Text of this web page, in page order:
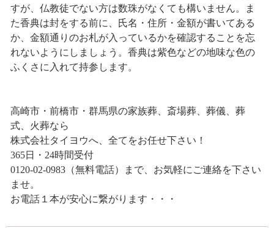
すが、仏教徒でない方は数珠がなくても構いません。ま
た香典は封をする前に、氏名・住所・金額が書いてある
か、金額通りのお札が入っているかを確認することを忘
れないようにしましょう。香典は紫色などの地味な色の
ふくさに入れて持参します。
高崎市・前橋市・群馬県の家族葬、斎場葬、葬儀、葬
式、火葬なら
株式会社タイヨウへ、全てをお任せ下さい！
365日・24時間受付
0120-02-0983（無料電話）まで、お気軽にご連絡を下さい
ませ。
お電話１本が安心に繋がります・・・